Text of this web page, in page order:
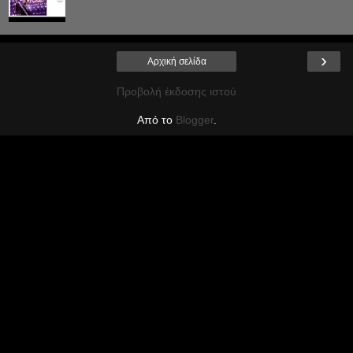
›
Αρχική σελίδα
Προβολή έκδοσης ιστού
Από το Blogger.